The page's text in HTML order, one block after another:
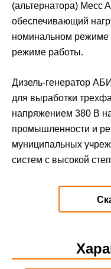
(альтернатора) Mecc
обеспечивающий
номинальном режиме
режиме работы.
Дизель-генератор
для выработки
напряжением 380 В на
промышленности и
муниципальных
систем с высокой